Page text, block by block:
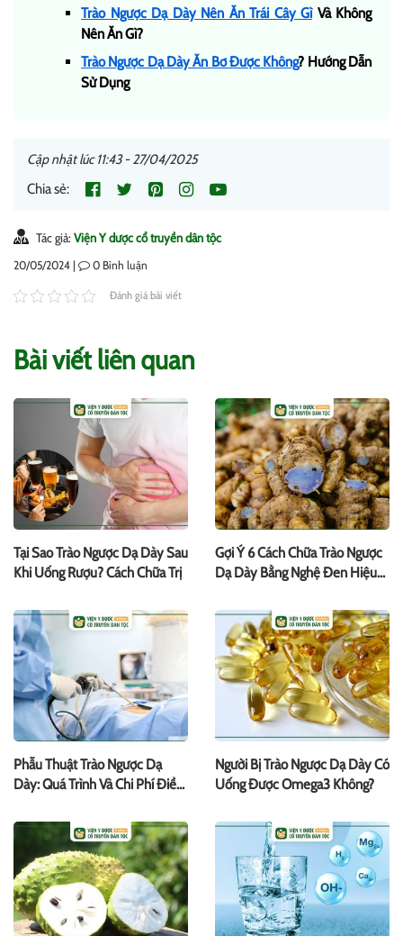
Trào Ngược Dạ Dày Nên Ăn Trái Cây GìVà Không
Nên Ăn Gì?
Trào Ngược Dạ Dày Ăn Bơ Được Không? Hướng Dẫn
Sử Dụng
Cập nhật lúc 11:43 - 27/04/2025
Chia sẻ:
Tác giả: Viện Y dược cổ truyền dân tộc
20/05/2024 | 0 Bình luận
Đánh giá bài viết
Bài viết liên quan
Tại Sao Trào Ngược Dạ Dày Sau
Khi Uống Rượu? Cách Chữa Trị
Gợi Ý 6 Cách Chữa Trào Ngược
Dạ Dày Bằng Nghệ Đen Hiệu
Phẫu Thuật Trào Ngược Dạ
Dày: Quá Trình Và Chi Phí Điều
Người Bị Trào Ngược Dạ Dày Có
Uống Được Omega3 Không?